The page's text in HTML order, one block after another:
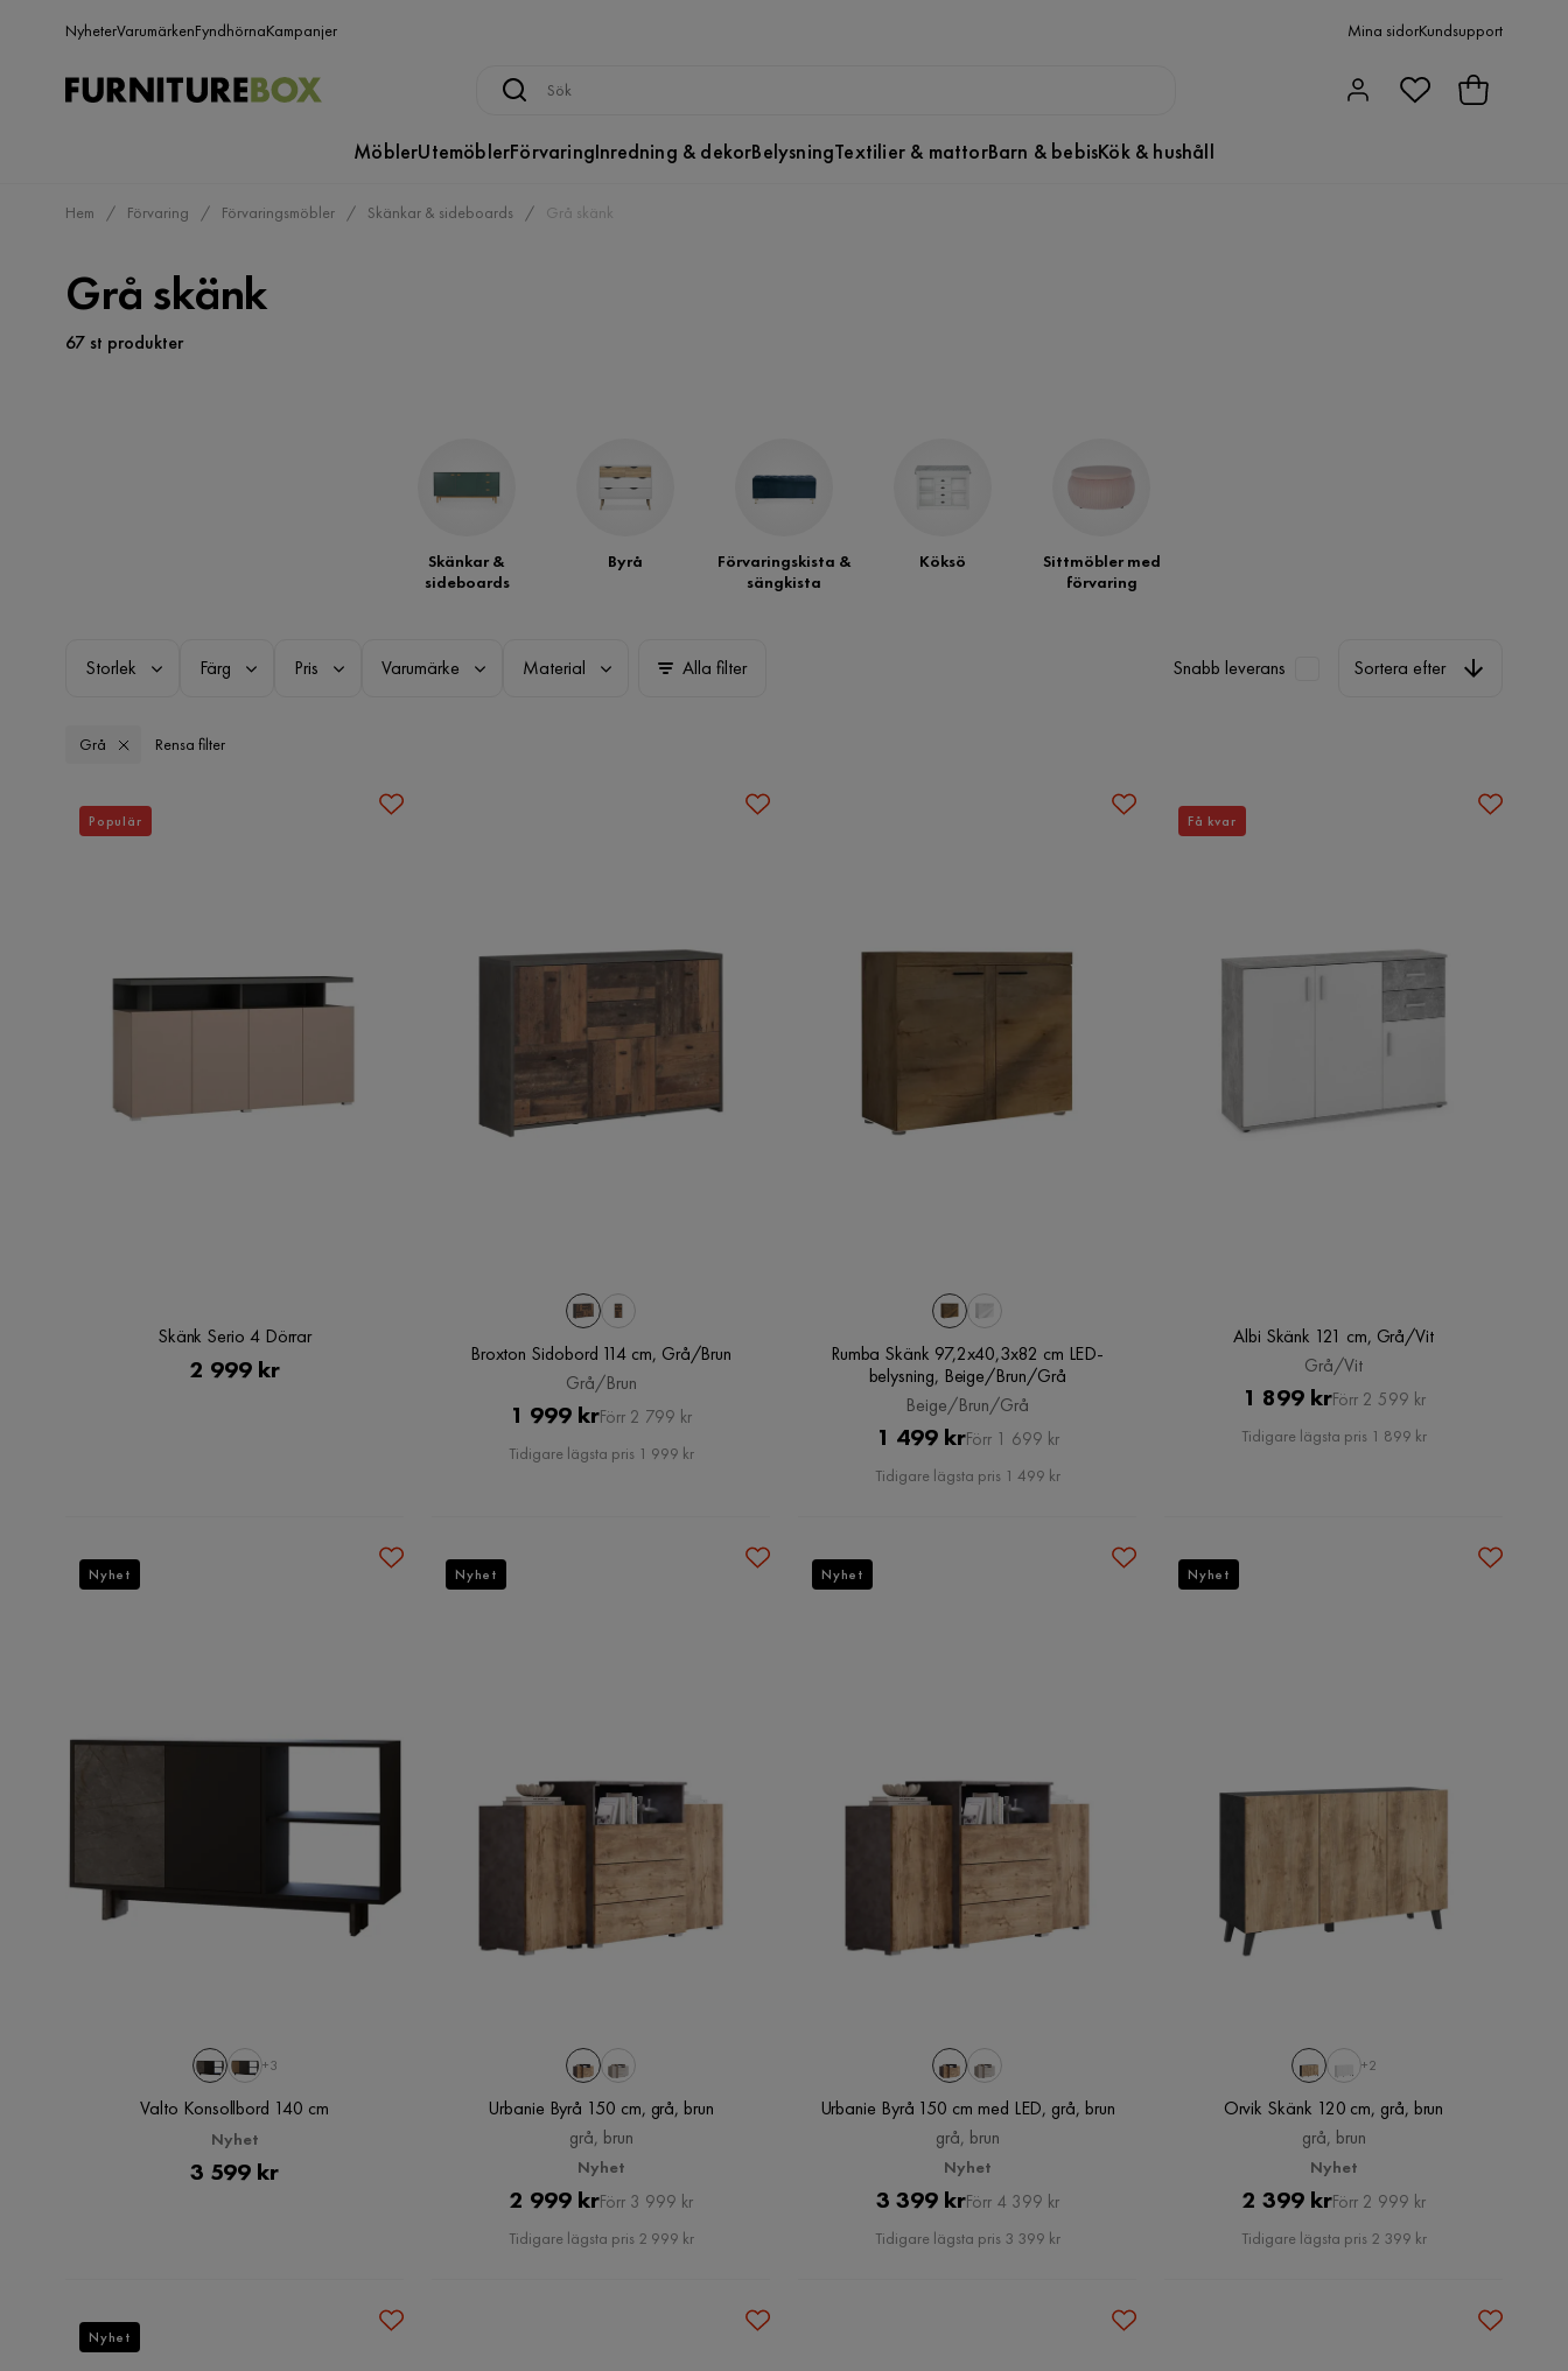
NyheterVarumärkenFyndhörnaKampanjer Mina sidorKundsupport
MöblerUtemöblerFörvaringInredning & dekorBelysningTextilier & mattorBarn & bebisKök & hushåll
Hem Förvaring Förvaringsmöbler Skänkar & sideboards Grå skänk
Grå skänk
67 st produkter
Skänkar &
sideboards
Byrå
Förvaringskista &
sängkista
Köksö
Sittmöbler med
förvaring
Storlek Färg Pris Varumärke Material Alla filter Snabb leverans Sortera efter
Grå Rensa filter
Skänk Serio 4 Dörrar
Pris
2 999 kr
Populär
Broxton Sidobord 114 cm, Grå/Brun
Grå/Brun
Pris
1 999 krOriginal
Pris
Förr 2 799 kr
Tidigare lägsta pris 1 999 kr
Rumba Skänk 97,2x40,3x82 cm LED-
belysning, Beige/Brun/Grå
Beige/Brun/Grå
Pris
1 499 krOriginal
Pris
Förr 1 699 kr
Tidigare lägsta pris 1 499 kr
Albi Skänk 121 cm, Grå/Vit
Grå/Vit
Pris
1 899 krOriginal
Pris
Förr 2 599 kr
Tidigare lägsta pris 1 899 kr
Få kvar
+3
Valto Konsollbord 140 cm
Nyhet
Pris
3 599 kr
Nyhet
Urbanie Byrå 150 cm, grå, brun
grå, brun
Nyhet
Pris
2 999 krOriginal
Pris
Förr 3 999 kr
Tidigare lägsta pris 2 999 kr
Nyhet
Urbanie Byrå 150 cm med LED, grå, brun
grå, brun
Nyhet
Pris
3 399 krOriginal
Pris
Förr 4 399 kr
Tidigare lägsta pris 3 399 kr
Nyhet
+2
Orvik Skänk 120 cm, grå, brun
grå, brun
Nyhet
Pris
2 399 krOriginal
Pris
Förr 2 999 kr
Tidigare lägsta pris 2 399 kr
Nyhet
Nyhet